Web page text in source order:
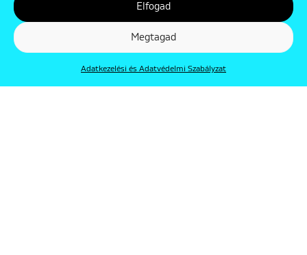
Elfogad
Megtagad
Adatkezelési és Adatvédelmi Szabályzat